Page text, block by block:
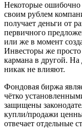
Некоторые
своим рублем
получает деньги от
первичного
или же в момент
Инвесторы же
кармана в другой. На
никак не влияют.
Фондовая биржа
чётко
защищены
купли/продажи
отвечает отдельные